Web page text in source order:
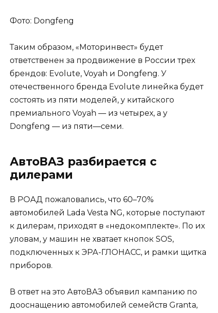
Фото: Dongfeng
Таким образом, «Моторинвест» будет
ответственен за продвижение в России трех
брендов: Evolute, Voyah и Dongfeng. У
отечественного бренда Evolute линейка будет
состоять из пяти моделей, у китайского
премиального Voyah — из четырех, а у
Dongfeng — из пяти—семи.
АвтоВАЗ разбирается с
дилерами
В РОАД пожаловались, что 60–70%
автомобилей Lada Vesta NG, которые поступают
к дилерам, приходят в «недокомплекте». По их
уловам, у машин не хватает кнопок SOS,
подключенных к ЭРА-ГЛОНАСС, и рамки щитка
приборов.
В ответ на это АвтоВАЗ объявил кампанию по
дооснащению автомобилей семейств Granta,